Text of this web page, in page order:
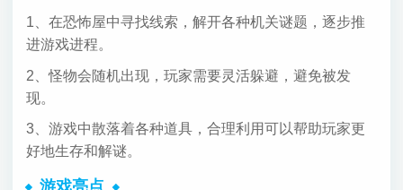
1、在恐怖屋中寻找线索，解开各种机关谜题，逐步推
进游戏进程。
2、怪物会随机出现，玩家需要灵活躲避，避免被发
现。
3、游戏中散落着各种道具，合理利用可以帮助玩家更
好地生存和解谜。
游戏亮点